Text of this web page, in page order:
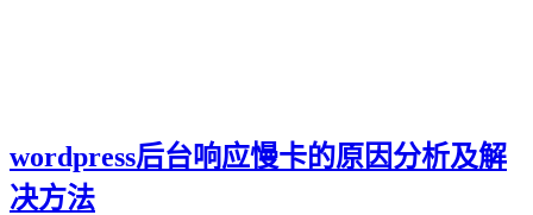
wordpress后台响应慢卡的原因分析及解
决方法